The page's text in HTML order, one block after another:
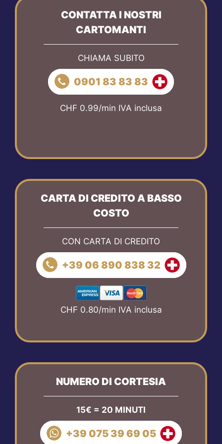
CONTATTA I NOSTRI
CARTOMANTI
CHIAMA SUBITO
0901 83 83 83
CHF 0.99/min IVA inclusa
CARTA DI CREDITO A BASSO
COSTO
CON CARTA DI CREDITO
+39 06 890 838 32
CHF 0.80/min IVA inclusa
NUMERO DI CORTESIA
15€ = 20 MINUTI
+39 075 39 69 05